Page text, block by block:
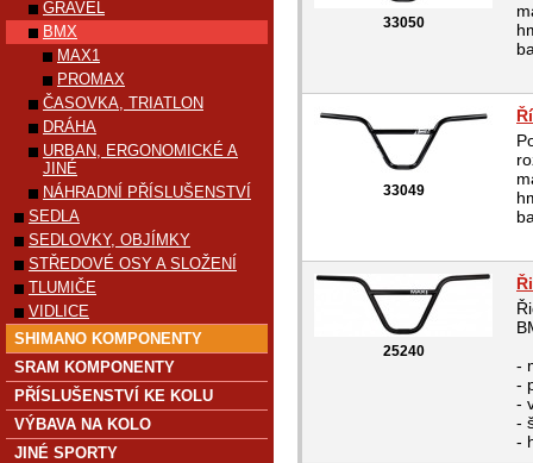
33050
33049
25240
-
-
-
-
-
GRAVEL
BMX
MAX1
PROMAX
ČASOVKA, TRIATLON
DRÁHA
URBAN, ERGONOMICKÉ A
JINÉ
NÁHRADNÍ PŘÍSLUŠENSTVÍ
SEDLA
SEDLOVKY, OBJÍMKY
STŘEDOVÉ OSY A SLOŽENÍ
TLUMIČE
VIDLICE
SHIMANO KOMPONENTY
SRAM KOMPONENTY
PŘÍSLUŠENSTVÍ KE KOLU
VÝBAVA NA KOLO
JINÉ SPORTY